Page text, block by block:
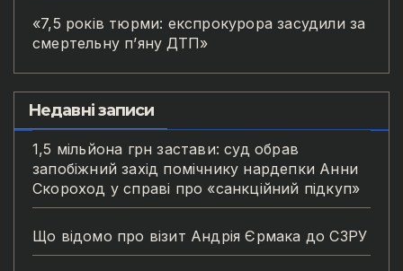
«7,5 років тюрми: експрокурора засудили за
смертельну п’яну ДТП»
Недавні записи
1,5 мільйона грн застави: суд обрав
запобіжний захід помічнику нардепки Анни
Скороход у справі про «санкційний підкуп»
Що відомо про візит Андрія Єрмака до СЗРУ